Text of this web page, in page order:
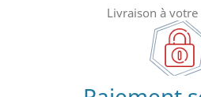
Livraison à